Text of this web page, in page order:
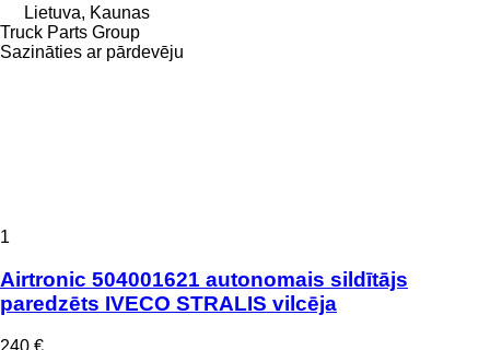
Lietuva, Kaunas
Truck Parts Group
Sazināties ar pārdevēju
1
Airtronic 504001621 autonomais sildītājs
paredzēts IVECO STRALIS vilcēja
240 €